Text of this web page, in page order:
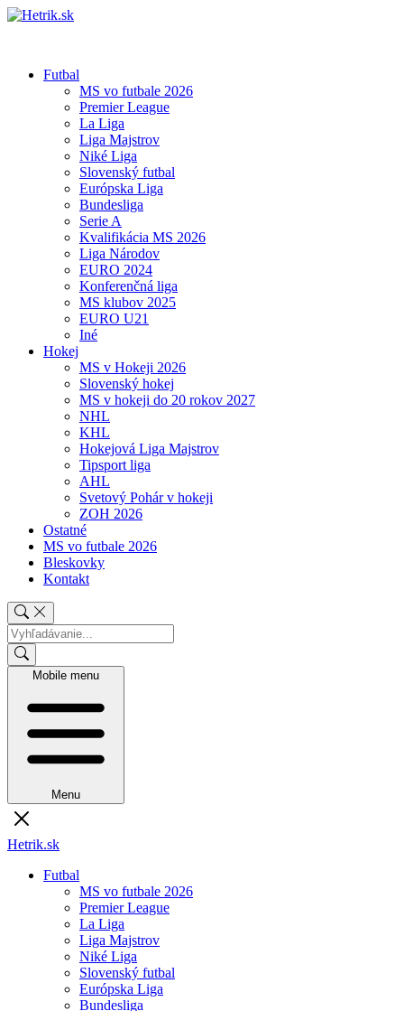
Futbal
MS vo futbale 2026
Premier League
La Liga
Liga Majstrov
Niké Liga
Slovenský futbal
Európska Liga
Bundesliga
Serie A
Kvalifikácia MS 2026
Liga Národov
EURO 2024
Konferenčná liga
MS klubov 2025
EURO U21
Iné
Hokej
MS v Hokeji 2026
Slovenský hokej
MS v hokeji do 20 rokov 2027
NHL
KHL
Hokejová Liga Majstrov
Tipsport liga
AHL
Svetový Pohár v hokeji
ZOH 2026
Ostatné
MS vo futbale 2026
Bleskovky
Kontakt
Mobile menu
Menu
Hetrik.sk
Futbal
MS vo futbale 2026
Premier League
La Liga
Liga Majstrov
Niké Liga
Slovenský futbal
Európska Liga
Bundesliga